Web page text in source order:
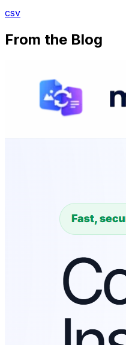
csv
From the Blog